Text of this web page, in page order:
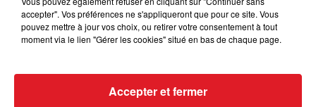
Widehem, Wimereux, Wimille et Wissant.
FIL D'ACTUS
accepter". Vos préférences ne s'appliqueront que pour ce site. Vous
pouvez mettre à jour vos choix, ou retirer votre consentement à tout
moment via le lien "Gérer les cookies" situé en bas de chaque page.
Accepter et fermer